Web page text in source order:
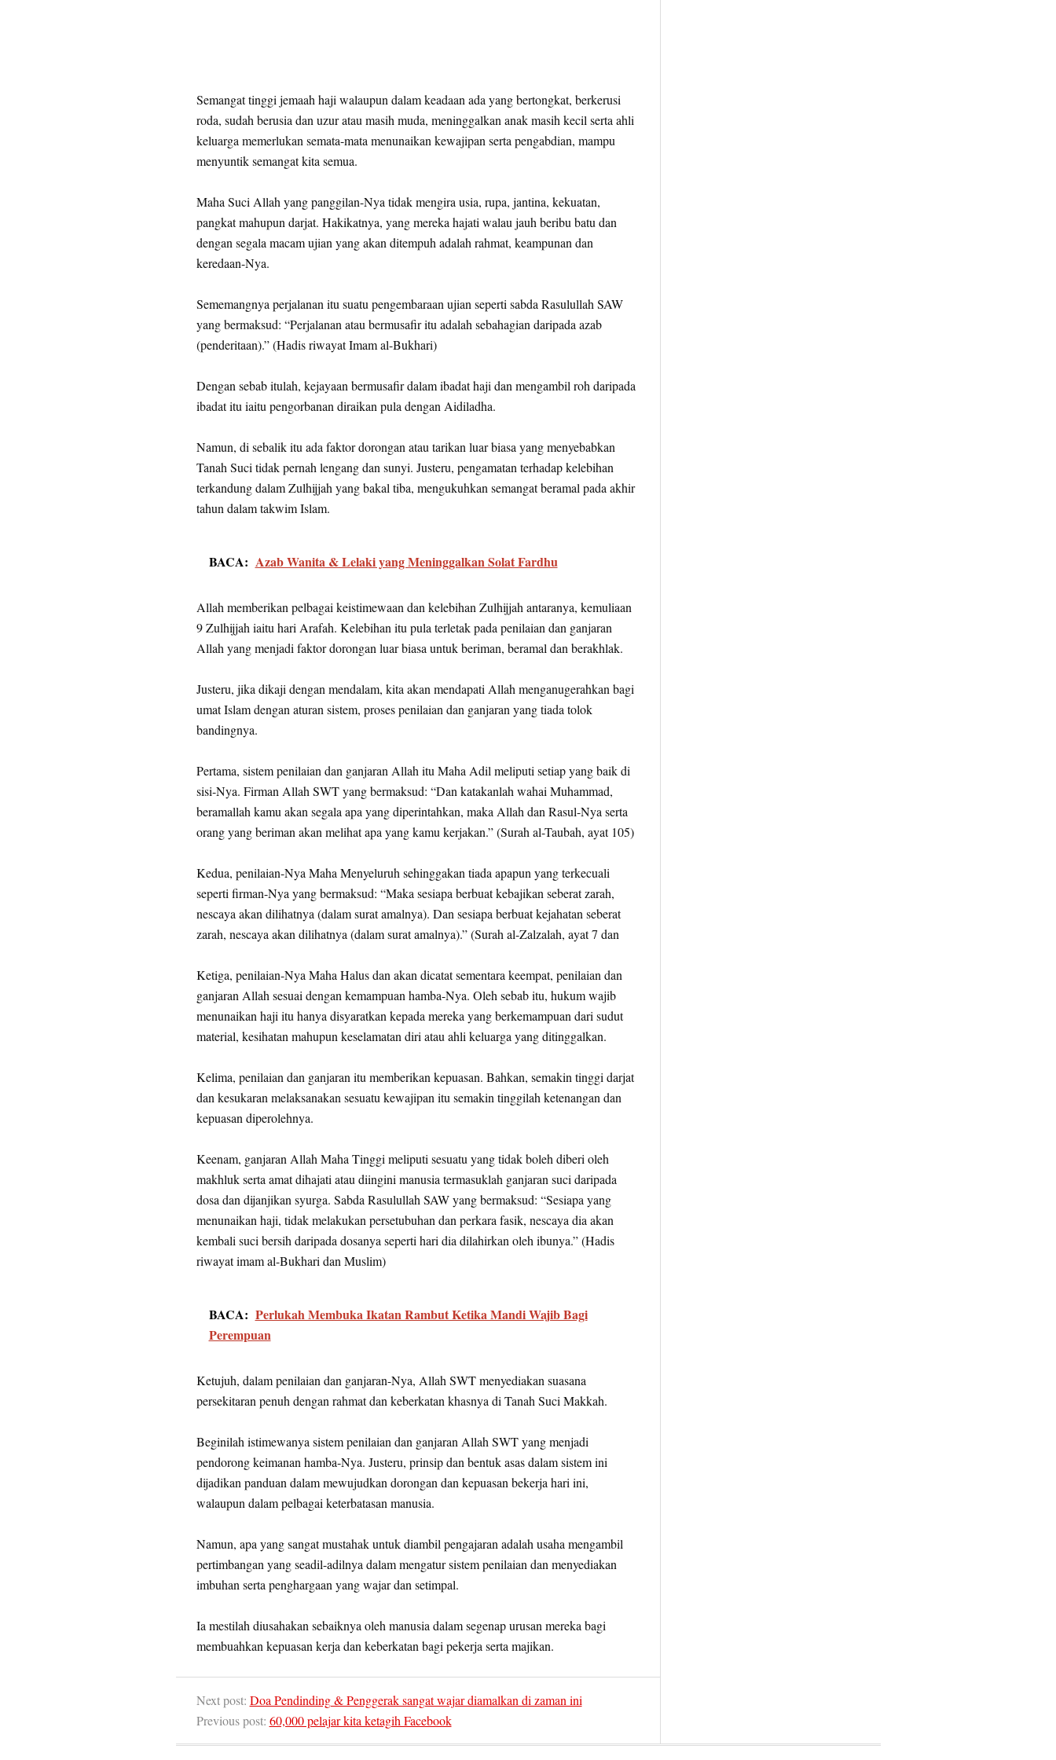
Semangat tinggi jemaah haji walaupun dalam keadaan ada yang bertongkat, berkerusi
roda, sudah berusia dan uzur atau masih muda, meninggalkan anak masih kecil serta ahli
keluarga memerlukan semata-mata menunaikan kewajipan serta pengabdian, mampu
menyuntik semangat kita semua.
Maha Suci Allah yang panggilan-Nya tidak mengira usia, rupa, jantina, kekuatan,
pangkat mahupun darjat. Hakikatnya, yang mereka hajati walau jauh beribu batu dan
dengan segala macam ujian yang akan ditempuh adalah rahmat, keampunan dan
keredaan-Nya.
Sememangnya perjalanan itu suatu pengembaraan ujian seperti sabda Rasulullah SAW
yang bermaksud: “Perjalanan atau bermusafir itu adalah sebahagian daripada azab
(penderitaan).” (Hadis riwayat Imam al-Bukhari)
Dengan sebab itulah, kejayaan bermusafir dalam ibadat haji dan mengambil roh daripada
ibadat itu iaitu pengorbanan diraikan pula dengan Aidiladha.
Namun, di sebalik itu ada faktor dorongan atau tarikan luar biasa yang menyebabkan
Tanah Suci tidak pernah lengang dan sunyi. Justeru, pengamatan terhadap kelebihan
terkandung dalam Zulhijjah yang bakal tiba, mengukuhkan semangat beramal pada akhir
tahun dalam takwim Islam.
BACA: Azab Wanita & Lelaki yang Meninggalkan Solat Fardhu
Allah memberikan pelbagai keistimewaan dan kelebihan Zulhijjah antaranya, kemuliaan
9 Zulhijjah iaitu hari Arafah. Kelebihan itu pula terletak pada penilaian dan ganjaran
Allah yang menjadi faktor dorongan luar biasa untuk beriman, beramal dan berakhlak.
Justeru, jika dikaji dengan mendalam, kita akan mendapati Allah menganugerahkan bagi
umat Islam dengan aturan sistem, proses penilaian dan ganjaran yang tiada tolok
bandingnya.
Pertama, sistem penilaian dan ganjaran Allah itu Maha Adil meliputi setiap yang baik di
sisi-Nya. Firman Allah SWT yang bermaksud: “Dan katakanlah wahai Muhammad,
beramallah kamu akan segala apa yang diperintahkan, maka Allah dan Rasul-Nya serta
orang yang beriman akan melihat apa yang kamu kerjakan.” (Surah al-Taubah, ayat 105)
Kedua, penilaian-Nya Maha Menyeluruh sehinggakan tiada apapun yang terkecuali
seperti firman-Nya yang bermaksud: “Maka sesiapa berbuat kebajikan seberat zarah,
nescaya akan dilihatnya (dalam surat amalnya). Dan sesiapa berbuat kejahatan seberat
zarah, nescaya akan dilihatnya (dalam surat amalnya).” (Surah al-Zalzalah, ayat 7 dan
Ketiga, penilaian-Nya Maha Halus dan akan dicatat sementara keempat, penilaian dan
ganjaran Allah sesuai dengan kemampuan hamba-Nya. Oleh sebab itu, hukum wajib
menunaikan haji itu hanya disyaratkan kepada mereka yang berkemampuan dari sudut
material, kesihatan mahupun keselamatan diri atau ahli keluarga yang ditinggalkan.
Kelima, penilaian dan ganjaran itu memberikan kepuasan. Bahkan, semakin tinggi darjat
dan kesukaran melaksanakan sesuatu kewajipan itu semakin tinggilah ketenangan dan
kepuasan diperolehnya.
Keenam, ganjaran Allah Maha Tinggi meliputi sesuatu yang tidak boleh diberi oleh
makhluk serta amat dihajati atau diingini manusia termasuklah ganjaran suci daripada
dosa dan dijanjikan syurga. Sabda Rasulullah SAW yang bermaksud: “Sesiapa yang
menunaikan haji, tidak melakukan persetubuhan dan perkara fasik, nescaya dia akan
kembali suci bersih daripada dosanya seperti hari dia dilahirkan oleh ibunya.” (Hadis
riwayat imam al-Bukhari dan Muslim)
BACA: Perlukah Membuka Ikatan Rambut Ketika Mandi Wajib Bagi
Perempuan
Ketujuh, dalam penilaian dan ganjaran-Nya, Allah SWT menyediakan suasana
persekitaran penuh dengan rahmat dan keberkatan khasnya di Tanah Suci Makkah.
Beginilah istimewanya sistem penilaian dan ganjaran Allah SWT yang menjadi
pendorong keimanan hamba-Nya. Justeru, prinsip dan bentuk asas dalam sistem ini
dijadikan panduan dalam mewujudkan dorongan dan kepuasan bekerja hari ini,
walaupun dalam pelbagai keterbatasan manusia.
Namun, apa yang sangat mustahak untuk diambil pengajaran adalah usaha mengambil
pertimbangan yang seadil-adilnya dalam mengatur sistem penilaian dan menyediakan
imbuhan serta penghargaan yang wajar dan setimpal.
Ia mestilah diusahakan sebaiknya oleh manusia dalam segenap urusan mereka bagi
membuahkan kepuasan kerja dan keberkatan bagi pekerja serta majikan.
Next post: Doa Pendinding & Penggerak sangat wajar diamalkan di zaman ini
Previous post: 60,000 pelajar kita ketagih Facebook